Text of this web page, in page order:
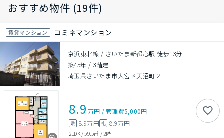
おすすめ物件 (19件)
賃貸マンション コミネマンション
京浜東北線 / さいたま新都心駅 徒歩13分
築45年 / 3階建
埼玉県さいたま市大宮区天沼町２
8.9 万円 /管理費5,000円
敷 8.9万円礼 8.9万円
2LDK/59.5㎡ / 2階